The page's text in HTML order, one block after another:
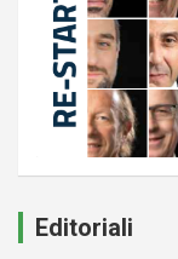
Editoriali